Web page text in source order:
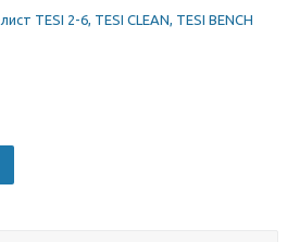
TESI 2-6, TESI CLEAN, TESI BENCH